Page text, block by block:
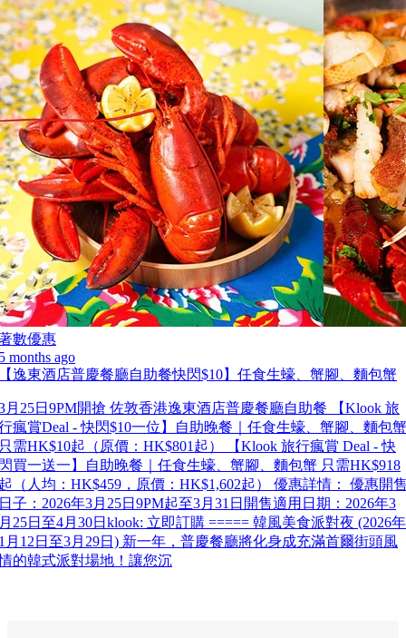
數優惠
months ago
逸東酒店普慶餐廳自助餐快閃$10】任食生蠔、蟹腳、麵包蟹
月25日9PM開搶 佐敦香港逸東酒店普慶餐廳自助餐 【Klook 旅
瘋賞Deal - 快閃$10一位】自助晚餐｜任食生蠔、蟹腳、麵包蟹
需HK$10起（原價：HK$801起） 【Klook 旅行瘋賞 Deal - 快
買一送一】自助晚餐｜任食生蠔、蟹腳、麵包蟹 只需HK$918
（人均：HK$459，原價：HK$1,602起） 優惠詳情： 優惠開
子：2026年3月25日9PM起至3月31日開售適用日期：2026年3
25日至4月30日klook: 立即訂購 ===== 韓風美食派對夜 (2026年
月12日至3月29日) 新一年，普慶餐廳將化身成充滿首爾街頭風
的韓式派對場地！讓您沉